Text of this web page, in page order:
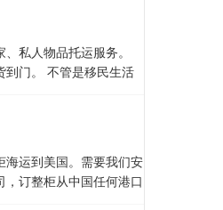
，便于搬运，并有利
珠棉。B、大件家具：
霉斑的夹板材料，对家
到货物之后及时分类清
机柜、橱柜、化妆台等
视机，手机配件等电器
予免税。
打木架或者铲掉树皮）
清关的问题需要和您沟
信息，欢迎联系黄小姐
供地址单票确认费
AQIS（检验检疫）部
）货物立方计算 长
+
熏蒸驱虫费用，才可以
打木架或者打木箱）,避
品，古董文物，货币,
，杀虫处理。同时，木
税条件：海关规定，对
们加拿大同事会提交
交税，等海关通知放
比较划算点。我们会根
广州到多伦多/蒙特利尔
的价格，如需派送到门
全部费用
船期大约25天2、广州
Queenie海运全程费
行走船，
货，送货到家门口如有
件：a，移民五年之内
私人物品托运服务。
门。
不管是移民生活
种操作服务，为客户省
服务是非常明智的选
成大件纸箱。零散超重
货物更加方便。5、新
海运到美国。需要我们安
订整柜从中国任何港口